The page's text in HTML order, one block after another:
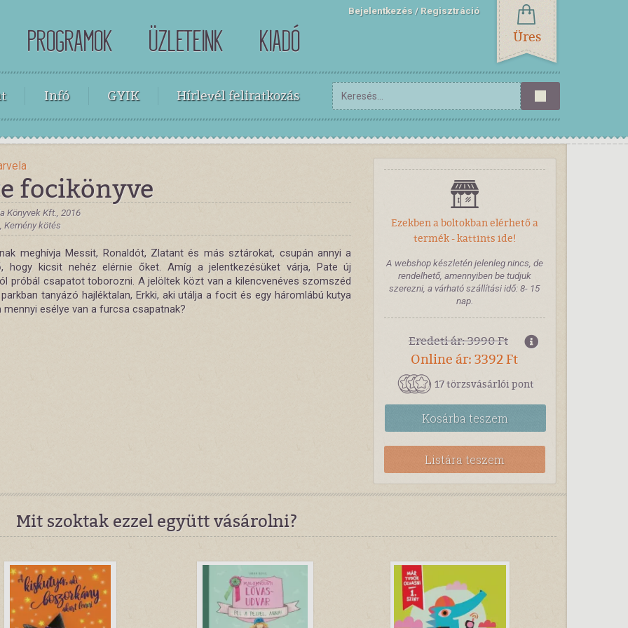
PROGRAMOK ÜZLETEINK KIADÓ
Bejelentkezés Regisztráció
Üres
Infó GYIK Hírlevél feliratkozás
focikönyve
Könyvek Kft., 2016
Kemény kötés
meghívja Messit, Ronaldót, Zlatant és más sztárokat, csupán annyi a
hogy kicsit nehéz elérnie őket. Amíg a jelentkezésüket várja, Pate új
próbál csapatot toborozni. A jelöltek közt van a kilencvenéves szomszéd
tanyázó hajléktalan, Erkki, aki utálja a focit és egy háromlábú kutya
mennyi esélye van a furcsa csapatnak?
Ezekben a boltokban elérhető a
termék - kattints ide!
A webshop készletén jelenleg nincs, de
rendelhető, amennyiben be tudjuk
szerezni, a várható szállítási idő: 8- 15
nap.
Eredeti ár: 3990 Ft
Online ár: 3392 Ft
17 törzsvásárlói pont
Kosárbateszem
Listára teszem
Mit szoktak ezzel együtt vásárolni?